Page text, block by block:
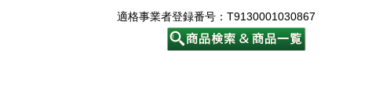
適格事業者登録番号：T9130001030867